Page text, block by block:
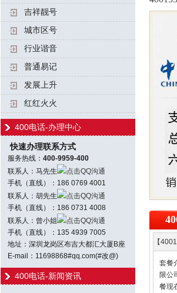
吉祥靓号
城市区号
行业谐音
普通易记
发展上升
红红火火
400电话-办理中心
快速办理联系方式
服务热线： 400-9959-400
联系人：马先生
点击QQ沟通
手机（直线）：186 0769 4001
联系人：胡先生
点击QQ沟通
手机（直线）：186 0731 4008
联系人：曾小姐
点击QQ沟通
手机（直线）：135 4939 7005
地址：深圳龙岗区布吉大都汇大厦B座
E-mail：11698868#qq.com(#改@)
400电话-新闻资讯
【
套餐
限公
餐现